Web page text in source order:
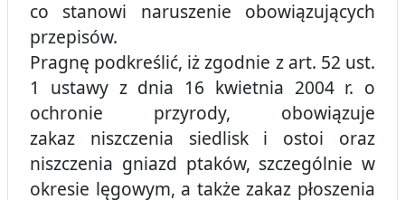
co stanowi naruszenie obowiązujących
przepisów.
Pragnę podkreślić, iż zgodnie z art. 52 ust.
1 ustawy z dnia 16 kwietnia 2004 r. o
ochronie przyrody, obowiązuje
zakaz niszczenia siedlisk i ostoi oraz
niszczenia gniazd ptaków, szczególnie w
okresie lęgowym, a także zakaz płoszenia